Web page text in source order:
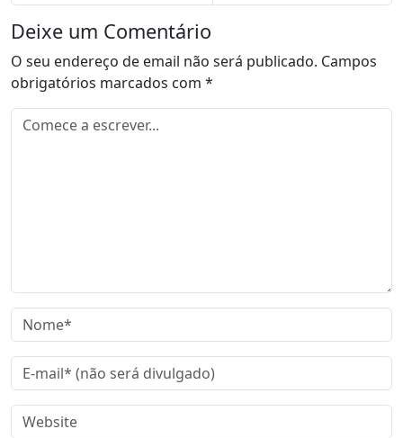
Deixe um Comentário
O seu endereço de email não será publicado. Campos
obrigatórios marcados com *